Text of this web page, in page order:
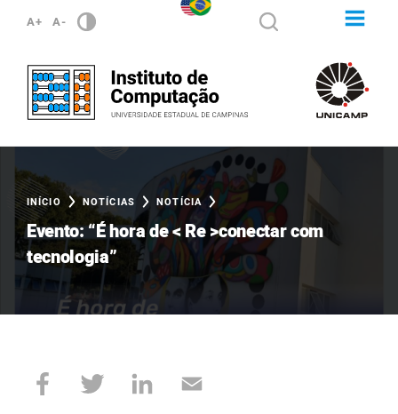
A+ A-
INÍCIO NOTÍCIAS NOTÍCIA
Evento: “É hora de < Re >conectar com
tecnologia”